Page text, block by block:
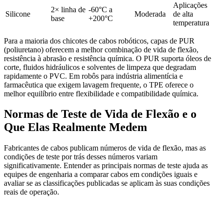
Silicone
2× linha de
base
-60°C a
+200°C
Moderada
Aplicações
de alta
temperatura
Para a maioria dos chicotes de cabos robóticos, capas de PUR
(poliuretano) oferecem a melhor combinação de vida de flexão,
resistência à abrasão e resistência química. O PUR suporta óleos de
corte, fluidos hidráulicos e solventes de limpeza que degradam
rapidamente o PVC. Em robôs para indústria alimentícia e
farmacêutica que exigem lavagem frequente, o TPE oferece o
melhor equilíbrio entre flexibilidade e compatibilidade química.
Normas de Teste de Vida de Flexão e o
Que Elas Realmente Medem
Fabricantes de cabos publicam números de vida de flexão, mas as
condições de teste por trás desses números variam
significativamente. Entender as principais normas de teste ajuda as
equipes de engenharia a comparar cabos em condições iguais e
avaliar se as classificações publicadas se aplicam às suas condições
reais de operação.